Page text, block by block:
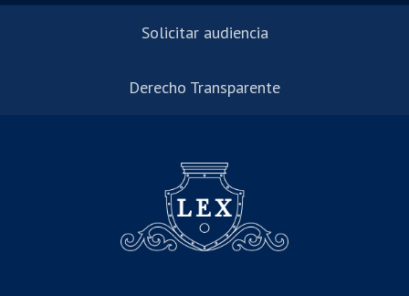
Solicitar audiencia
Derecho Transparente